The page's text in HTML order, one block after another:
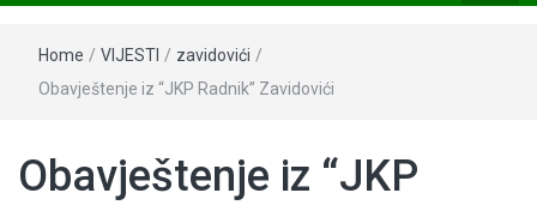
Home / VIJESTI / zavidovići /
Obavještenje iz “JKP Radnik” Zavidovići
Obavještenje iz “JKP